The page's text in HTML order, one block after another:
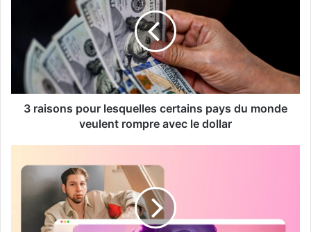
3 raisons pour lesquelles certains pays du monde
veulent rompre avec le dollar